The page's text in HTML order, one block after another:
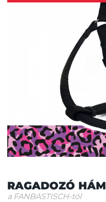
RAGADOZÓ HÁM
a FANBASTISCH-tól